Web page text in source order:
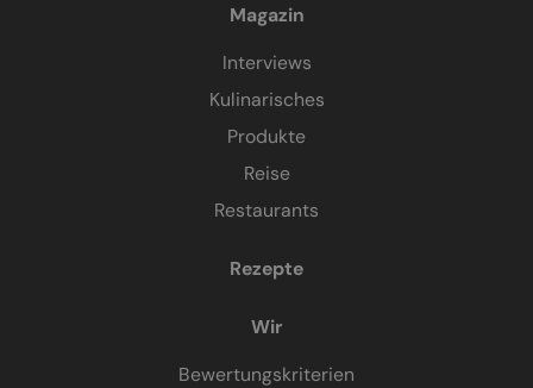
Magazin
Interviews
Kulinarisches
Produkte
Reise
Restaurants
Rezepte
Wir
Bewertungskriterien